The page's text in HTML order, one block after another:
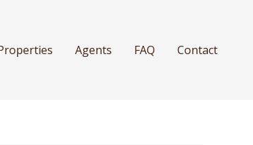
Agents FAQ Contact